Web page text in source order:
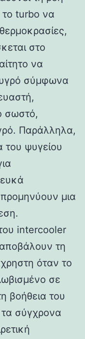
turbo να
στο
να
υγρό σύμφωνα
σωστό,
Παράλληλα,
του ψυγείου
μια
intercooler
τη
όταν το
σε
βοήθεια του
σύγχρονα